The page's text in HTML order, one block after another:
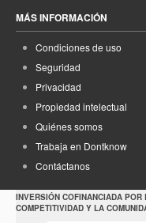
MÁS INFORMACIÓN
Condiciones de uso
Seguridad
Privacidad
Propiedad intelectual
Quiénes somos
Trabaja en Dontknow
Contáctanos
INVERSIÓN COFINANCIADA
COMPETITIVIDAD Y LA